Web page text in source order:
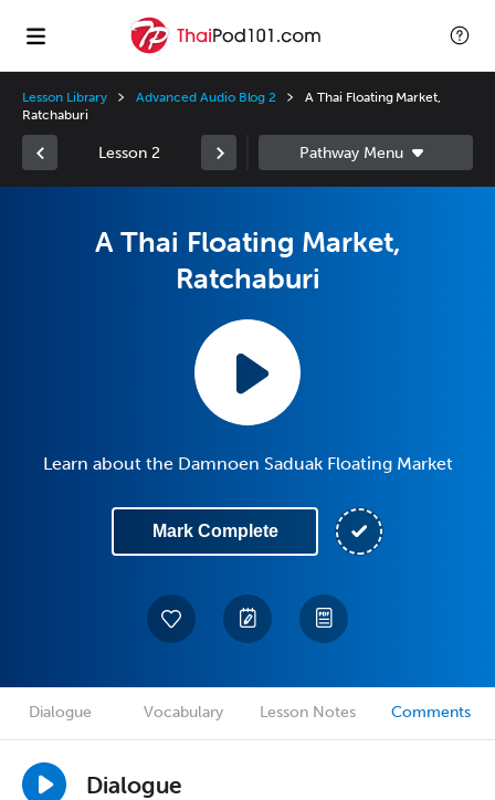
Lesson Library Advanced Audio Blog 2
A Thai Floating Market,
Ratchaburi
Lesson 2
A Thai Floating Market,
Ratchaburi
Learn about the Damnoen Saduak Floating Market
Mark Complete
Dialogue Vocabulary Lesson Notes Comments
Dialogue